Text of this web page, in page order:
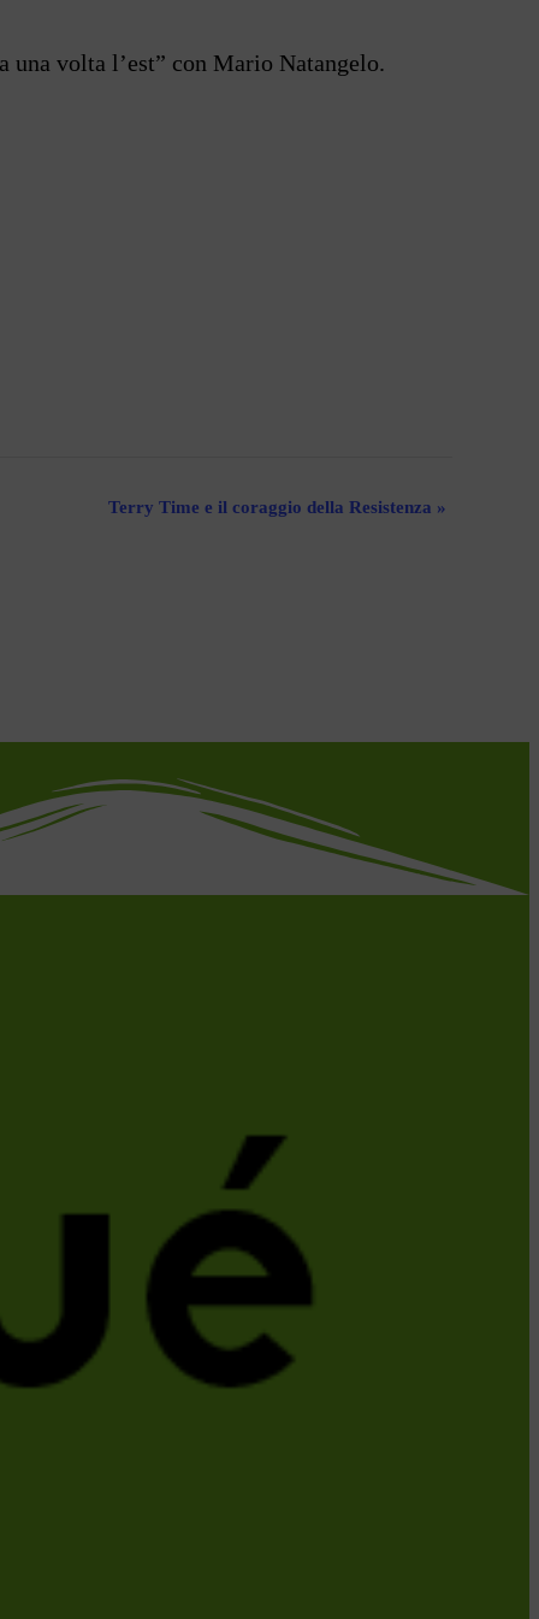
volta l’est” con Mario Natangelo.
Terry Time e il coraggio della Resistenza »